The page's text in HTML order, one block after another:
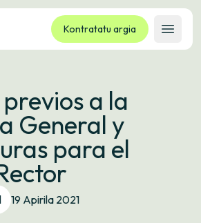
Kontratatu argia
Ireki
a la
General y
para el
19 Apirila 2021